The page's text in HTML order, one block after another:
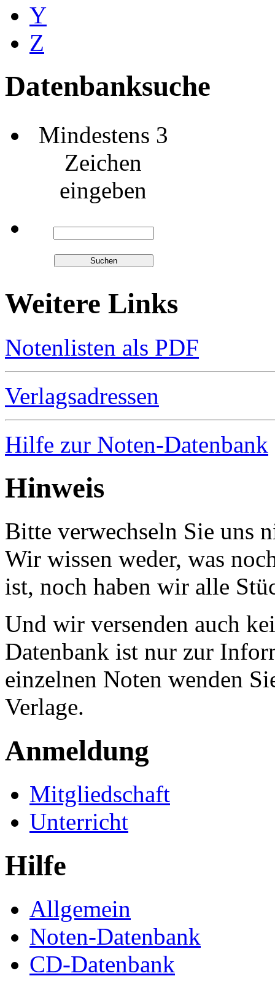
Y
Z
Datenbanksuche
Mindestens 3
Zeichen
eingeben
Weitere Links
Notenlisten als PDF
Verlagsadressen
Hilfe zur Noten-Datenbank
Hinweis
Bitte verwechseln Sie uns
Wir wissen weder, was
ist, noch haben wir alle
Und wir versenden auch
Datenbank ist nur zur
einzelnen Noten wenden
Verlage.
Anmeldung
Mitgliedschaft
Unterricht
Hilfe
Allgemein
Noten-Datenbank
CD-Datenbank